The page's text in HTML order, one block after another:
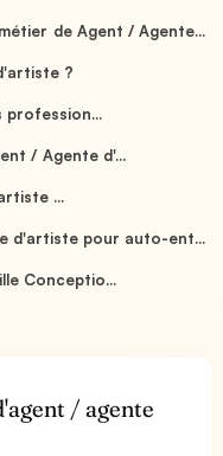
de Agent / Agente...
?
profession...
/ Agente d'...
...
d'artiste pour auto-ent...
Conceptio...
/ agente